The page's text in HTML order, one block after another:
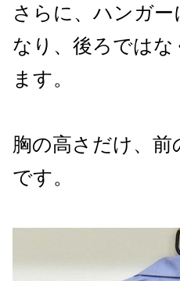
さらに、ハンガ
なり、後ろでは
ます。
胸の高さだけ、
です。